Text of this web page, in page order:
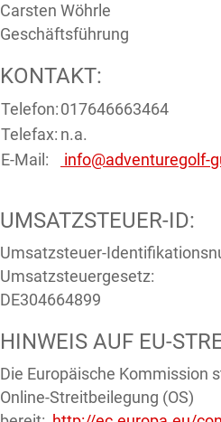
Carsten Wöhrle
Geschäftsführung
KONTAKT:
Telefon:017646663464
Telefax: n.a.
E-Mail:
info@adventuregolf-
UMSATZSTEUER-ID:
Umsatzsteuer-
Umsatzsteuergesetz:
DE304664899
HINWEIS AUF EU-
Die Europäische Kommission
Online-Streitbeilegung (OS)